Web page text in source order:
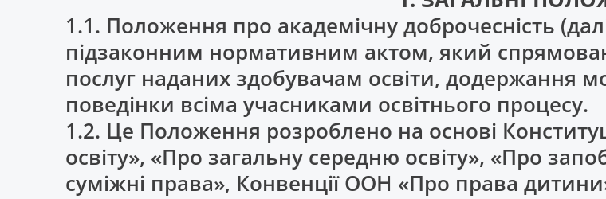
1.1. Положення про академічну доброчесність
підзаконним нормативним актом, який
послуг наданих здобувачам освіти, додержання
поведінки всіма учасниками освітнього процесу.
1.2. Це Положення розроблено на основі
освіту», «Про загальну середню освіту», «Про
суміжні права», Конвенції ООН «Про права